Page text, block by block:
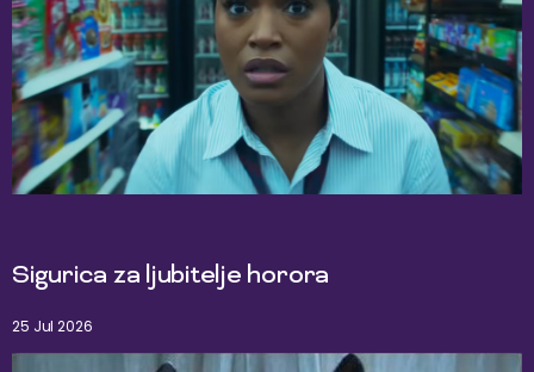
Sigurica za ljubitelje horora
25 Jul 2026